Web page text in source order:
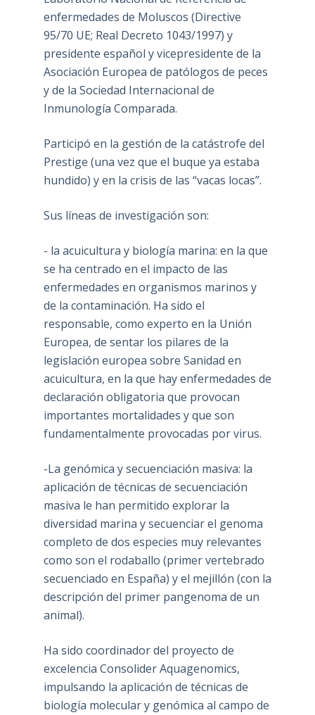
enfermedades de Moluscos (Directive
95/70 UE; Real Decreto 1043/1997) y
presidente español y vicepresidente de la
Asociación Europea de patólogos de peces
y de la Sociedad Internacional de
Inmunología Comparada.
Participó en la gestión de la catástrofe del
Prestige (una vez que el buque ya estaba
hundido) y en la crisis de las “vacas locas”.
Sus líneas de investigación son:
- la acuicultura y biología marina: en la que
se ha centrado en el impacto de las
enfermedades en organismos marinos y
de la contaminación. Ha sido el
responsable, como experto en la Unión
Europea, de sentar los pilares de la
legislación europea sobre Sanidad en
acuicultura, en la que hay enfermedades de
declaración obligatoria que provocan
importantes mortalidades y que son
fundamentalmente provocadas por virus.
-La genómica y secuenciación masiva: la
aplicación de técnicas de secuenciación
masiva le han permitido explorar la
diversidad marina y secuenciar el genoma
completo de dos especies muy relevantes
como son el rodaballo (primer vertebrado
secuenciado en España) y el mejillón (con la
descripción del primer pangenoma de un
animal).
Ha sido coordinador del proyecto de
excelencia Consolider Aquagenomics,
impulsando la aplicación de técnicas de
biología molecular y genómica al campo de